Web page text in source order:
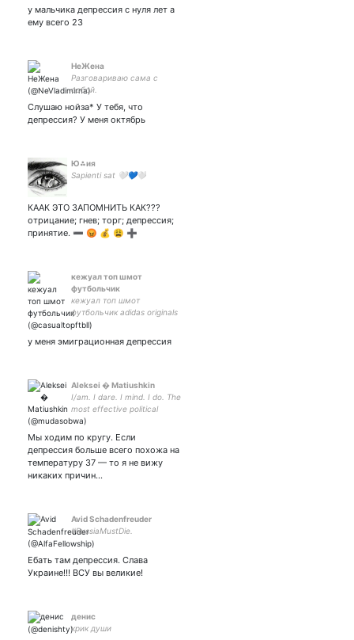
у мальчика депрессия с нуля лет а
ему всего 23
НеЖена
Разговариваю сама с
собой.
жизнь 2000 лет
Слушаю нойза* У тебя, что
депрессия? У меня октябрь
Ю⁂ия
Sapienti sat 🤍💙🤍
КААК ЭТО ЗАПОМНИТЬ КАК???
отрицание; гнев; торг; депрессия;
принятие. ➖ 😡 💰 😩 ➕
кежуал топ шмот
футбольчик
кежуал топ шмот
футбольчик adidas originals
забив бк fred perry stone
company бумбэп юкей
у меня эмиграционная депрессия
Aleksei � Matiushkin
I/am. I dare. I mind. I do. The
most effective political
agenda is to promise to
make traffic lights green for
both cars and pedestrians.
Мы ходим по кругу. Если
депрессия больше всего похожа на
температуру 37 — то я не вижу
никаких причин…
Avid Schadenfreuder
#RussiaMustDie.
Ебать там депрессия. Слава
Украине!!! ВСУ вы великие!
денис
крик души